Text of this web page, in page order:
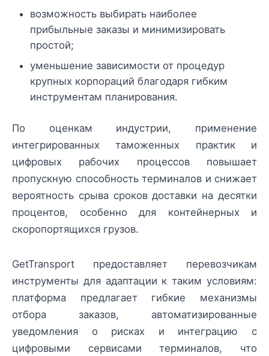
возможность выбирать наиболее
прибыльные заказы и минимизировать
простой;
уменьшение зависимости от процедур
крупных корпораций благодаря гибким
инструментам планирования.
По оценкам индустрии, применение
интегрированных таможенных практик и
цифровых рабочих процессов повышает
пропускную способность терминалов и снижает
вероятность срыва сроков доставки на десятки
процентов, особенно для контейнерных и
скоропортящихся грузов.
GetTransport предоставляет перевозчикам
инструменты для адаптации к таким условиям:
платформа предлагает гибкие механизмы
отбора заказов, автоматизированные
уведомления о рисках и интеграцию с
цифровыми сервисами терминалов, что